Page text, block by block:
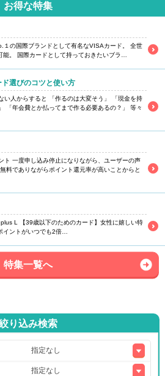
お得な特集
１の国際ブランドとして有名なVISAカード。 全世
。 国際カードとして持っておきたいブラ…
選びのコツと使い方
い人からすると 「作るのは大変そう」 「現金を持
「年会費とか払ってまで作る必要あるの？」 等々
ト 一度申し込み停止になりながら、ユーザーの声
料でありながらポイント還元率が高いことからと
L 【39歳以下のためのカード】女性に嬉しい特
イントがいつでも2倍…
特集一覧へ
り込み検索